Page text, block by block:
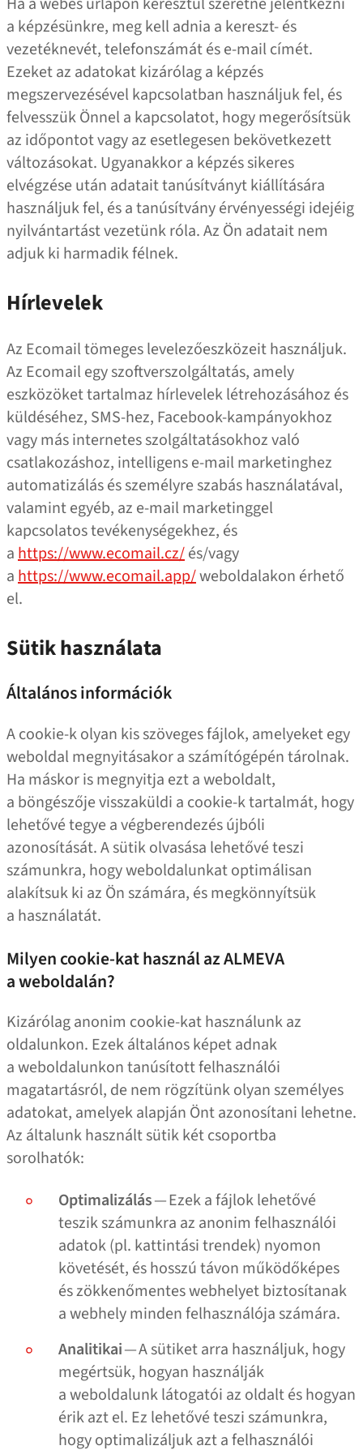
a képzésünkre, meg kell adnia a kereszt- és
vezetéknevét, telefonszámát és e‑mail címét.
Ezeket az adatokat kizárólag a képzés
megszervezésével kapcsolatban használjuk fel, és
felvesszük Önnel a kapcsolatot, hogy megerősítsük
az időpontot vagy az esetlegesen bekövetkezett
változásokat. Ugyanakkor a képzés sikeres
elvégzése után adatait tanúsítványt kiállítására
használjuk fel, és a tanúsítvány érvényességi idejéig
nyilvántartást vezetünk róla. Az Ön adatait nem
adjuk ki harmadik félnek.
Hírlevelek
Az Ecomail tömeges levelezőeszközeit használjuk.
Az Ecomail egy szoftverszolgáltatás, amely
eszközöket tartalmaz hírlevelek létrehozásához és
küldéséhez, SMS-hez, Facebook-kampányokhoz
vagy más internetes szolgáltatásokhoz való
csatlakozáshoz, intelligens e‑mail marketinghez
automatizálás és személyre szabás használatával,
valamint egyéb, az e‑mail marketinggel
kapcsolatos tevékenységekhez, és
a https://www.ecomail.cz/és/​​vagy
a https://www.ecomail.app/weboldalakon érhető
el.
Sütik használata
Általános információk
A cookie‑k olyan kis szöveges fájlok, amelyeket egy
weboldal megnyitásakor a számítógépén tárolnak.
Ha máskor is megnyitja ezt a weboldalt,
a böngészője visszaküldi a cookie‑k tartalmát, hogy
lehetővé tegye a végberendezés újbóli
azonosítását. A sütik olvasása lehetővé teszi
számunkra, hogy weboldalunkat optimálisan
alakítsuk ki az Ön számára, és megkönnyítsük
a használatát.
Milyen cookie-kat használ az ALMEVA
a weboldalán?
Kizárólag anonim cookie-kat használunk az
oldalunkon. Ezek általános képet adnak
a weboldalunkon tanúsított felhasználói
magatartásról, de nem rögzítünk olyan személyes
adatokat, amelyek alapján Önt azonosítani lehetne.
Az általunk használt sütik két csoportba
sorolhatók:
Optimalizálás— Ezek a fájlok lehetővé
teszik számunkra az anonim felhasználói
adatok (pl. kattintási trendek) nyomon
követését, és hosszú távon működőképes
és zökkenőmentes webhelyet biztosítanak
a webhely minden felhasználója számára.
Analitikai— A sütiket arra használjuk, hogy
megértsük, hogyan használják
a weboldalunk látogatói az oldalt és hogyan
érik azt el. Ez lehetővé teszi számunkra,
hogy optimalizáljuk azt a felhasználói